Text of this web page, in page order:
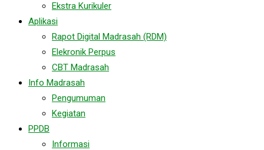
Ekstra Kurikuler
Aplikasi
Rapot Digital Madrasah (RDM)
Elekronik Perpus
CBT Madrasah
Info Madrasah
Pengumuman
Kegiatan
PPDB
Informasi